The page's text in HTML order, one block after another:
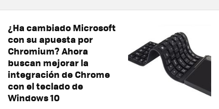
¿Ha cambiado Microsoft
con su apuesta por
Chromium? Ahora
buscan mejorar la
integración de Chrome
con el teclado de
Windows 10